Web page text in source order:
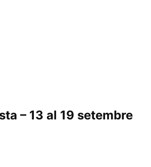
– 13 al 19 setembre